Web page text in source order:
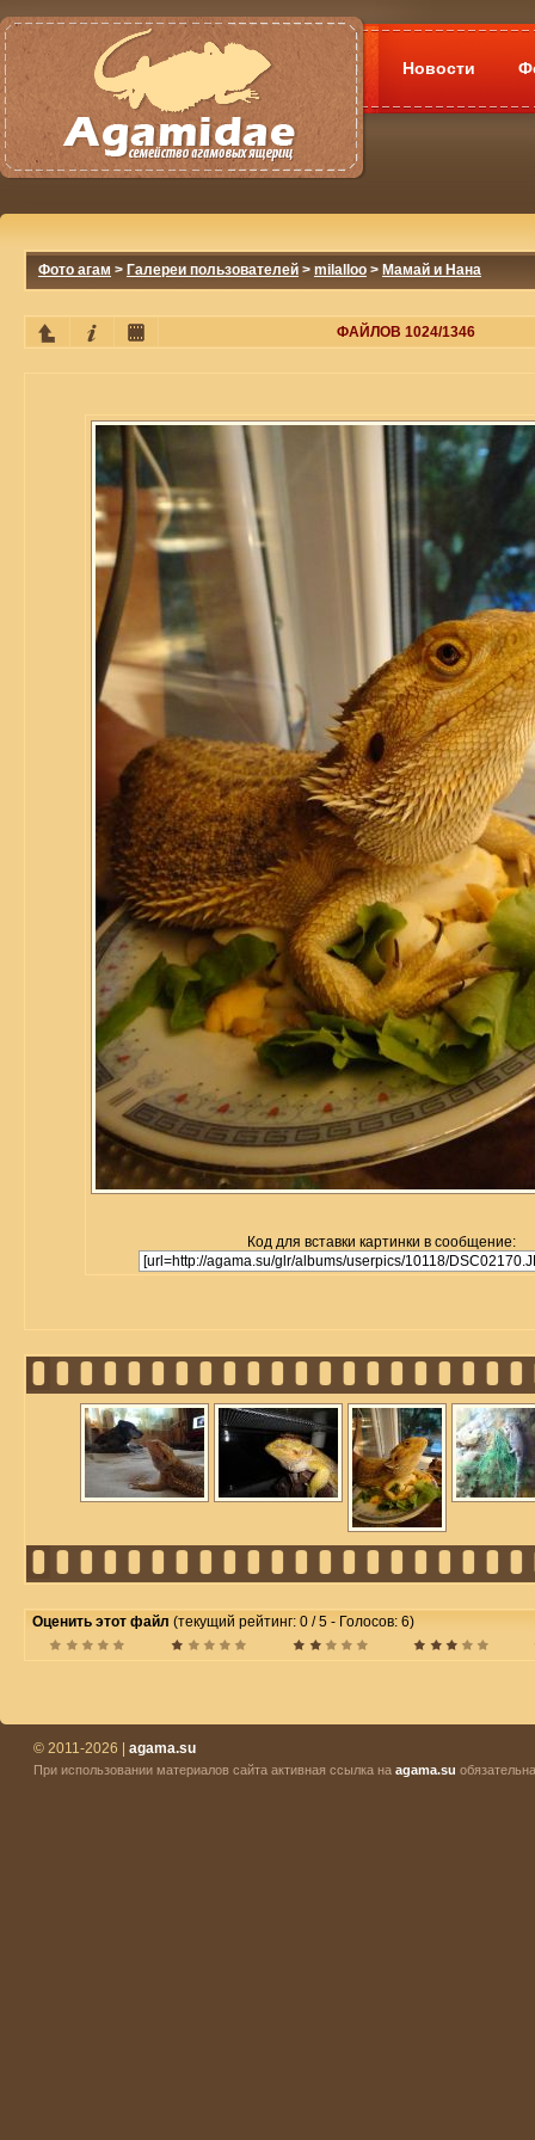
Новости
Фото агам > Галереи пользователей > milalloo > Мамай и Нана
ФАЙЛОВ 1024/1346
Код для вставки картинки в сообщение:
Оценить этот файл (текущий рейтинг: 0 / 5 - Голосов: 6)
© 2011-2026 | agama.su
При использовании материалов сайта активная ссылка на agama.su